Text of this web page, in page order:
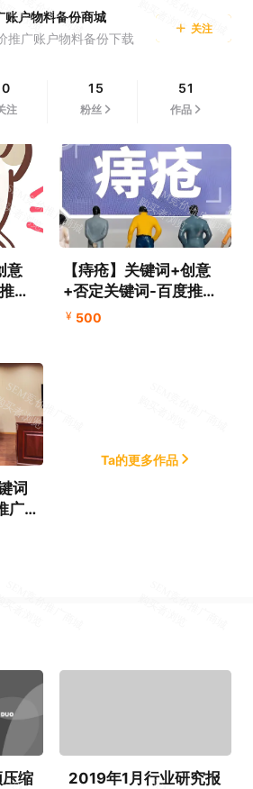
账户物料备份商城
推广账户物料备份下载
关注
0
注
15
粉丝
51
作品
意
广
载
【痔疮】关键词+创意
+否定关键词-百度推广
物料账户备份文件下载
¥ 500
词
广物
Ta的更多作品
缩
2019年1月行业研究报